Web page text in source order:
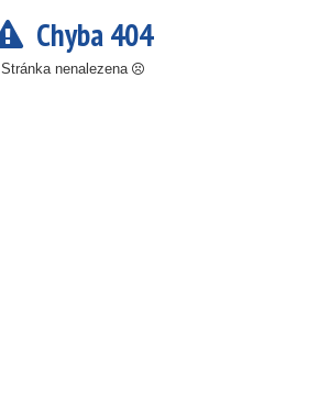
Chyba 404
Stránka nenalezena